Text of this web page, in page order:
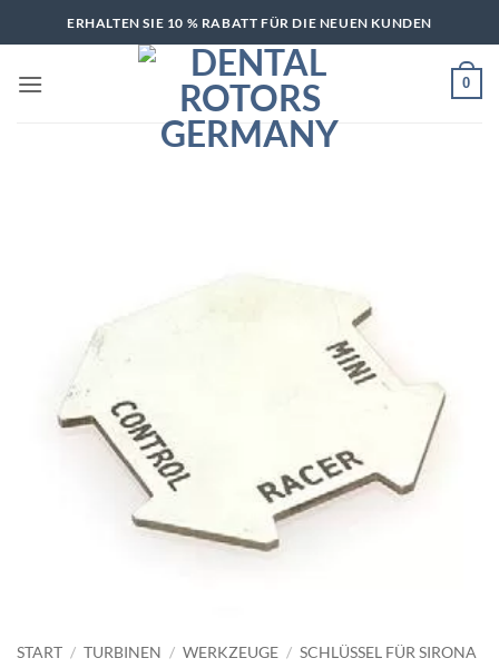
Inhalt
ERHALTEN SIE 10 % RABATT FÜR DIE NEUEN KUNDEN
0
START / TURBINEN / WERKZEUGE / SCHLÜSSEL FÜR SIRONA